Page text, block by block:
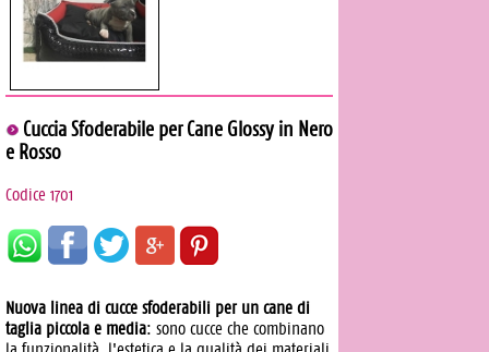
Cuccia Sfoderabile per Cane Glossy in Nero
e Rosso
Codice 1701
Nuova linea di cucce sfoderabili per un cane di
taglia piccola e media: sono cucce che combinano